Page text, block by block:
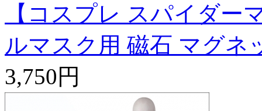
【コスプレ スパイダ
ルマスク用 磁石 マグネ
3,750円